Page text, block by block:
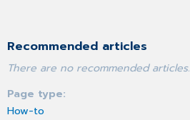
Recommended articles
There are no recommended articles.
Page type
How-to